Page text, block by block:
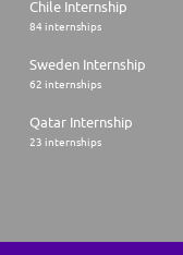
Chile Internship
84 internships
Sweden Internship
62 internships
Qatar Internship
23 internships